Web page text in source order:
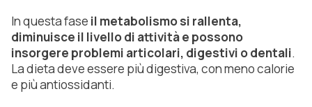
In questa fase il metabolismo si rallenta,
diminuisce il livello di attività e possono
insorgere problemi articolari, digestivi o dentali.
La dieta deve essere più digestiva, con meno calorie
e più antiossidanti.